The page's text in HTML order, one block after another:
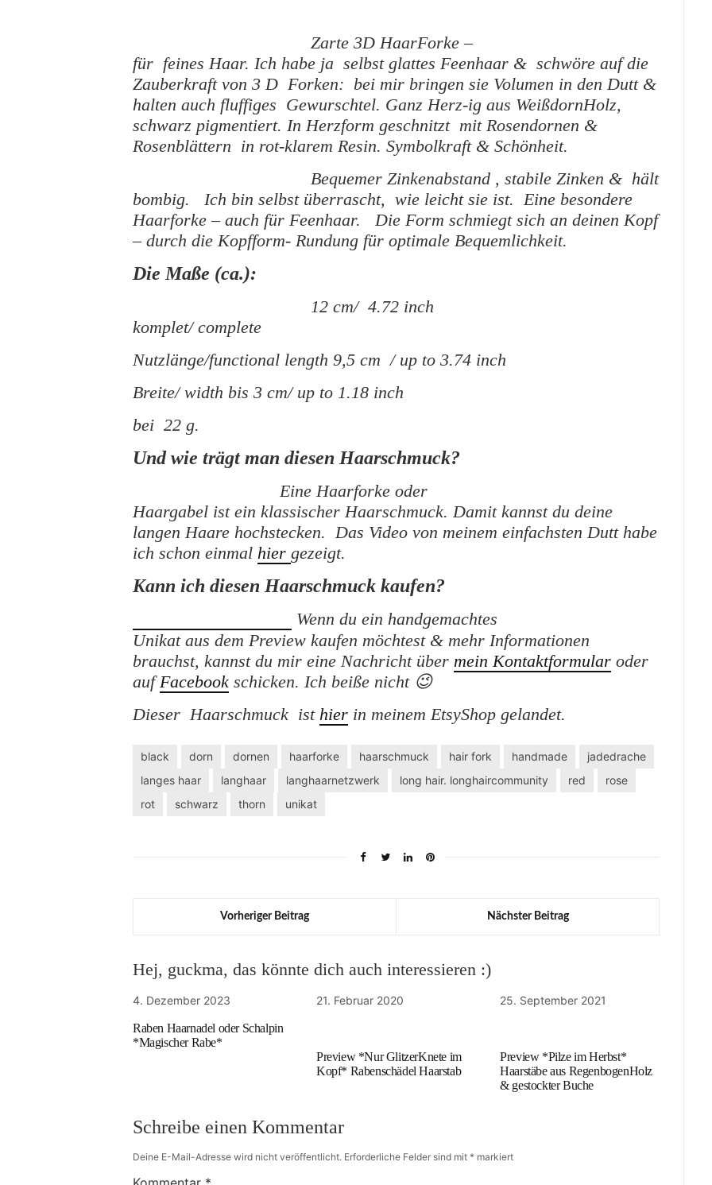
Zarte 3D HaarForke –
für feines Haar. Ich habe ja selbst glattes Feenhaar & schwöre auf die
Zauberkraft von 3 D Forken: bei mir bringen sie Volumen in den Dutt &
halten auch fluffiges Gewurschtel. Ganz Herz-ig aus WeißdornHolz,
schwarz pigmentiert. In Herzform geschnitzt mit Rosendornen &
Rosenblättern in rot-klarem Resin. Symbolkraft & Schönheit.
Bequemer Zinkenabstand , stabile Zinken & hält
bombig. Ich bin selbst überrascht, wie leicht sie ist.Eine besondere
Haarforke – auch für Feenhaar.Die Form schmiegt sich an deinen Kopf
– durch die Kopfform- Rundung für optimale Bequemlichkeit.
Die Maße (ca.):
12 cm/ 4.72 inch
komplet/ complete
Nutzlänge/functional length 9,5 cm / up to 3.74 inch
Breite/ width bis 3 cm/ up to 1.18 inch
bei 22 g.
Und wie trägt man diesen Haarschmuck?
Eine Haarforke oder
Haargabel ist ein klassischer Haarschmuck. Damit kannst du deine
langen Haare hochstecken. Das Video von meinem einfachsten Dutt habe
ich schon einmal hier gezeigt.
Kann ich diesen Haarschmuck kaufen?
Wenn du ein handgemachtes
Unikat aus dem Preview kaufen möchtest & mehr Informationen
brauchst, kannst du mir eine Nachricht über mein Kontaktformular oder
aufFacebook schicken. Ich beiße nicht 😉
Dieser Haarschmuck ist hier in meinem EtsyShop gelandet.
black dorn dornen haarforke haarschmuck hair fork handmade
jadedrache
langes haar
langhaar langhaarnetzwerk long hair. longhaircommunity red
rose
rot
schwarz thorn unikat
Vorheriger Beitrag Nächster Beitrag
Hej, guckma, das könnte dich auch interessieren :)
4. Dezember 2023
Raben Haarnadel oder Schalpin
*Magischer Rabe*
21. Februar 2020
Preview *Nur GlitzerKnete im
Kopf* Rabenschädel Haarstab
25. September 2021
Preview *Pilze im Herbst*
Haarstäbe aus RegenbogenHolz
& gestockter Buche
Schreibe einen Kommentar
Deine E-Mail-Adresse wird nicht veröffentlicht. Erforderliche Felder sind mit * markiert